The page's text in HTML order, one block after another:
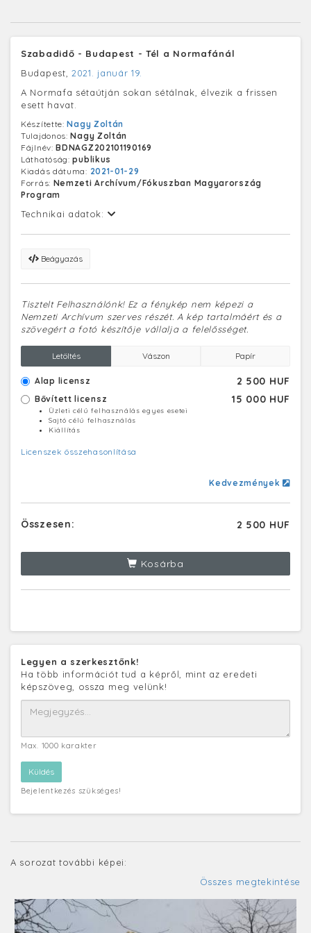
Szabadidő - Budapest - Tél a Normafánál
Budapest, 2021. január 19.
A Normafa sétaútján sokan sétálnak, élvezik a frissen
esett havat.
Készítette:Nagy Zoltán
Tulajdonos:Nagy Zoltán
Fájlnév:BDNAGZ202101190169
Láthatóság:publikus
Kiadás dátuma: 2021-01-29
Forrás: Nemzeti Archívum/Fókuszban Magyarország
Program
Technikai adatok:
Beágyazás
Tisztelt Felhasználónk! Ez a fénykép nem képezi a
Nemzeti Archívum szerves részét. A kép tartalmáért és a
szövegért a fotó készítője vállalja a felelősséget.
Letöltés Vászon Papír
Alap licensz 2 500 HUF
Bővített licensz 15 000 HUF
Üzleti célú felhasználás egyes esetei
Sajtó célú felhasználás
Kiállítás
Licenszek összehasonlítása
Kedvezmények
Összesen: 2 500 HUF
Kosárba
Legyen a szerkesztőnk!
Ha több információt tud a képről, mint az eredeti
képszöveg, ossza meg velünk!
Max. 1000 karakter
Bejelentkezés szükséges!
A sorozat további képei:
Összes megtekintése